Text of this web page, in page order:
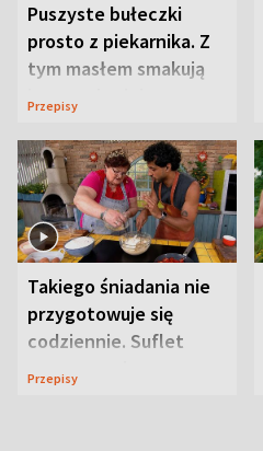
Puszyste bułeczki
prosto z piekarnika. Z
tym masłem smakują
jeszcze lepiej
Przepisy
Takiego śniadania nie
przygotowuje się
codziennie. Suflet
serowy zachwyca
Przepisy